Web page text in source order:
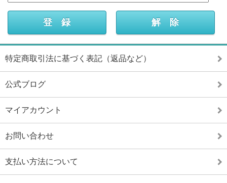
特定商取引法に基づく表記（返品など）
公式ブログ
マイアカウント
お問い合わせ
支払い方法について